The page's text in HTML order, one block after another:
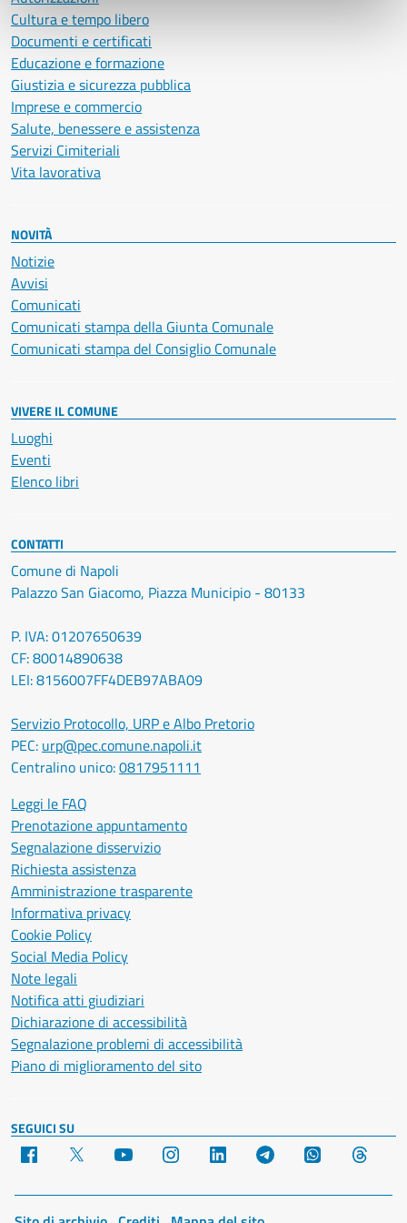
Cultura e tempo libero
Documenti e certificati
Educazione e formazione
Giustizia e sicurezza pubblica
Imprese e commercio
Salute, benessere e assistenza
Servizi Cimiteriali
Vita lavorativa
NOVITÀ
Notizie
Avvisi
Comunicati
Comunicati stampa della Giunta Comunale
Comunicati stampa del Consiglio Comunale
VIVERE IL COMUNE
Luoghi
Eventi
Elenco libri
CONTATTI
Comune di Napoli
Palazzo San Giacomo, Piazza Municipio - 80133
P. IVA: 01207650639
CF: 80014890638
LEI: 8156007FF4DEB97ABA09
Servizio Protocollo, URP e Albo Pretorio
PEC: urp@pec.comune.napoli.it
Centralino unico:0817951111
Leggi le FAQ
Prenotazione appuntamento
Segnalazione disservizio
Richiesta assistenza
Amministrazione trasparente
Informativa privacy
Cookie Policy
Social Media Policy
Note legali
Notifica atti giudiziari
Dichiarazione di accessibilità
Segnalazione problemi di accessibilità
Piano di miglioramento del sito
SEGUICI SU
Facebook YouTube Instagram LinkedIn Telegram WhatsApp